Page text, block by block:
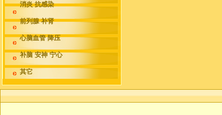
消炎 抗感染
前列腺 补肾
心脑血管 降压
补脑 安神 宁心
其它